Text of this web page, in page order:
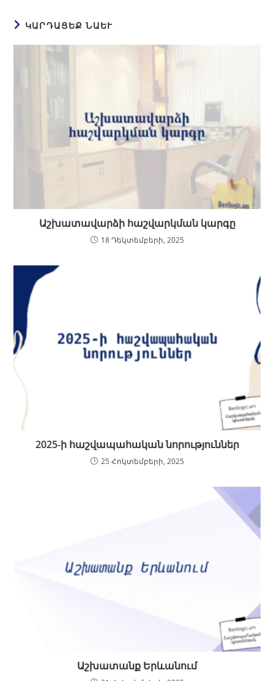
ԿԱՐԴԱՑԵՔ ՆԱԵՒ
Աշխատավարձի հաշվարկման կարգը
18 Դեկտեմբերի, 2025
2025-ի հաշվապահական նորություններ
25 Հոկտեմբերի, 2025
Աշխատանք Երևանում